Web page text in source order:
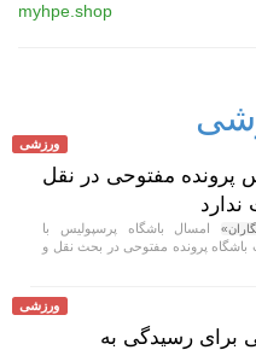
myhpe.shop
ورزشی
پرونده مفتوحی در نقل
ندارد
امسال باشگاه پرسپولیس با
باشگاه پرونده مفتوحی در بحث نقل و
ورزشی
برای رسیدگی به